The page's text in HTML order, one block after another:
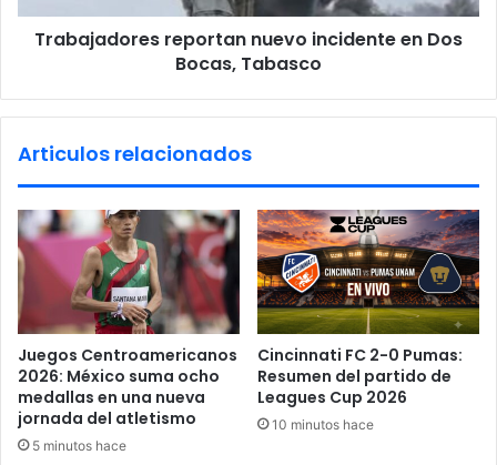
d
e
n
l
c
o
s
t
a
c
e
n
o
p
t
a
n
n
u
v
o
i
n
Trabajadores reportan nuevo incidente en Dos
Bocas, Tabasco
Articulos relacionados
Juegos Centroamericanos
2026: México suma ocho
medallas en una nueva
jornada del atletismo
5 minutos hace
Cincinnati FC 2-0 Pumas:
Resumen del partido de
Leagues Cup 2026
10 minutos hace